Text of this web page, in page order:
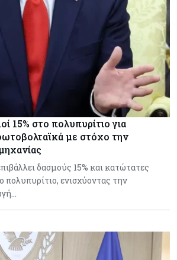
15% στο πολυπυρίτιο για
με στόχο την
δασμούς 15% και κατώτατες
πολυπυρίτιο, ενισχύοντας την